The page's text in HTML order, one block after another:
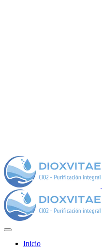
Inicio